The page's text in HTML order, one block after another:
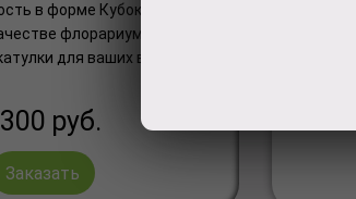
в форме Кубоктфэдра,
флорариума, или
для ваших вещиц
руб.
Заказать